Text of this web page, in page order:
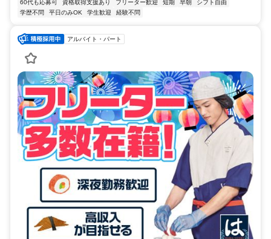
60代も応募可 資格取得支援あり フリーター歓迎 短期 早朝
シフト自由
学歴不問
平日のみOK 学生歓迎 経験不問
アルバイト・パート